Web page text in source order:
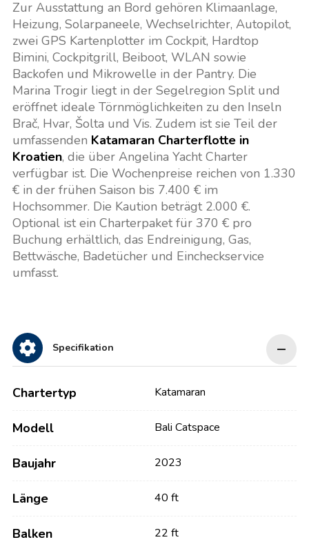
Zur Ausstattung an Bord gehören Klimaanlage,
Heizung, Solarpaneele, Wechselrichter, Autopilot,
zwei GPS Kartenplotter im Cockpit, Hardtop
Bimini, Cockpitgrill, Beiboot, WLAN sowie
Backofen und Mikrowelle in der Pantry. Die
Marina Trogir liegt in der Segelregion Split und
eröffnet ideale Törnmöglichkeiten zu den Inseln
Brač, Hvar, Šolta und Vis. Zudem ist sie Teil der
umfassenden Katamaran Charterflotte in
Kroatien, die über Angelina Yacht Charter
verfügbar ist. Die Wochenpreise reichen von 1.330
€ in der frühen Saison bis 7.400 € im
Hochsommer. Die Kaution beträgt 2.000 €.
Optional ist ein Charterpaket für 370 € pro
Buchung erhältlich, das Endreinigung, Gas,
Bettwäsche, Badetücher und Eincheckservice
umfasst.
Specifikation
Chartertyp Katamaran
Modell Bali Catspace
Baujahr 2023
Länge 40 ft
Balken 22 ft